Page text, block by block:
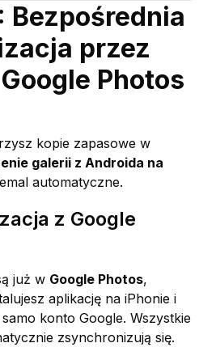
Bezpośrednia
przez
Photos
kopie zapasowe w
galerii z Androida na
automatyczne.
z Google
już w Google Photos,
aplikację na iPhonie i
konto Google. Wszystkie
zsynchronizują się.